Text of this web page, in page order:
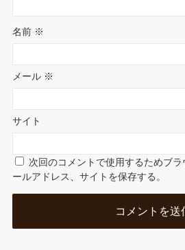
名前 ※
メール ※
サイト
次回のコメントで使用するためブ
ールアドレス、サイトを保存する。